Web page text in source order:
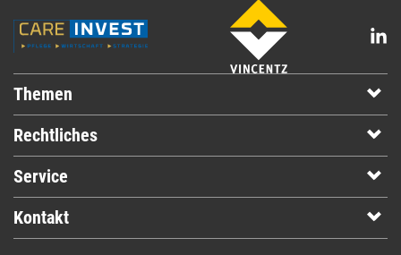
Themen
Rechtliches
Service
Kontakt